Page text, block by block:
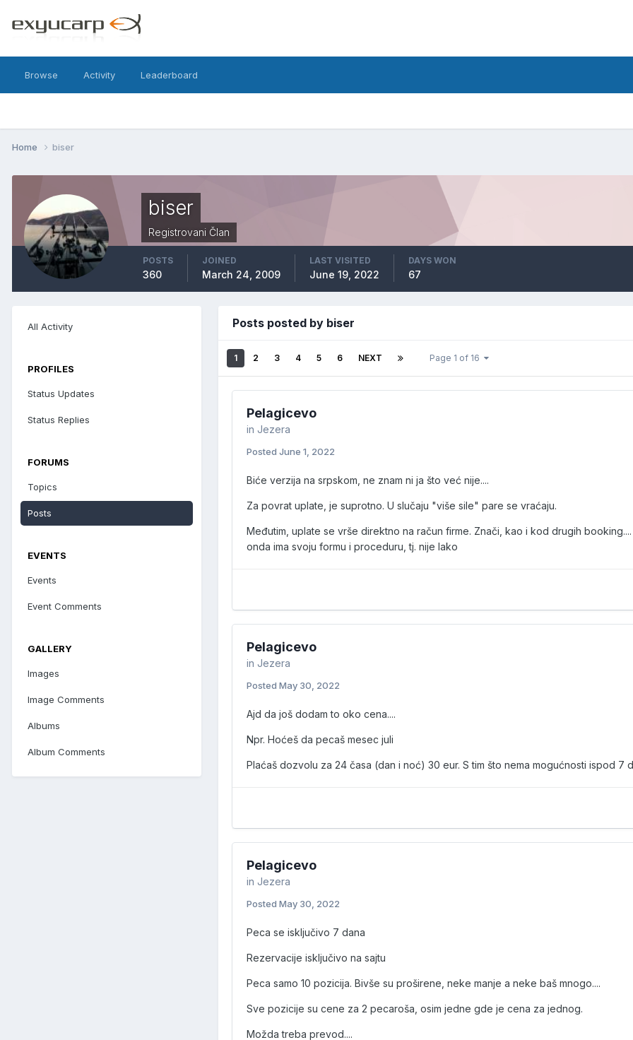
Browse Activity Leaderboard
Home biser
biser
Registrovani Član
POSTS
360
JOINED
March 24, 2009
LAST VISITED
June 19, 2022
DAYS WON
67
All Activity
PROFILES
Status Updates
Status Replies
FORUMS
Topics
Posts
EVENTS
Events
Event Comments
GALLERY
Images
Image Comments
Albums
Album Comments
Posts posted by biser
1 2 3 4 5 6 NEXT Page 1 of 16
Pelagicevo
in Jezera
Posted June 1, 2022
Biće verzija na srpskom, ne znam ni ja što već nije....
Za povrat uplate, je suprotno. U slučaju "više sile" pare se vraćaju.
Međutim, uplate se vrše direktno na račun firme. Znači, kao i kod drugih
onda ima svoju formu i proceduru, tj. nije lako
Pelagicevo
in Jezera
Posted May 30, 2022
Ajd da još dodam to oko cena....
Npr. Hoćeš da pecaš mesec juli
Plaćaš dozvolu za 24 časa (dan i noć) 30 eur. S tim što nema mogućnosti ispod 7
Pelagicevo
in Jezera
Posted May 30, 2022
Peca se isključivo 7 dana
Rezervacije isključivo na sajtu
Peca samo 10 pozicija. Bivše su proširene, neke manje a neke baš mnogo....
Sve pozicije su cene za 2 pecaroša, osim jedne gde je cena za jednog.
Možda treba prevod....